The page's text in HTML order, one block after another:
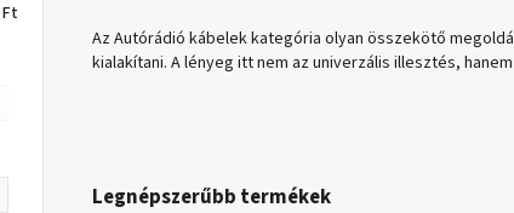
Ft
Az Autórádió kábelek kategória olyan összekötő
kialakítani. A lényeg itt nem az univerzális illesztés,
Legnépszerűbb termékek